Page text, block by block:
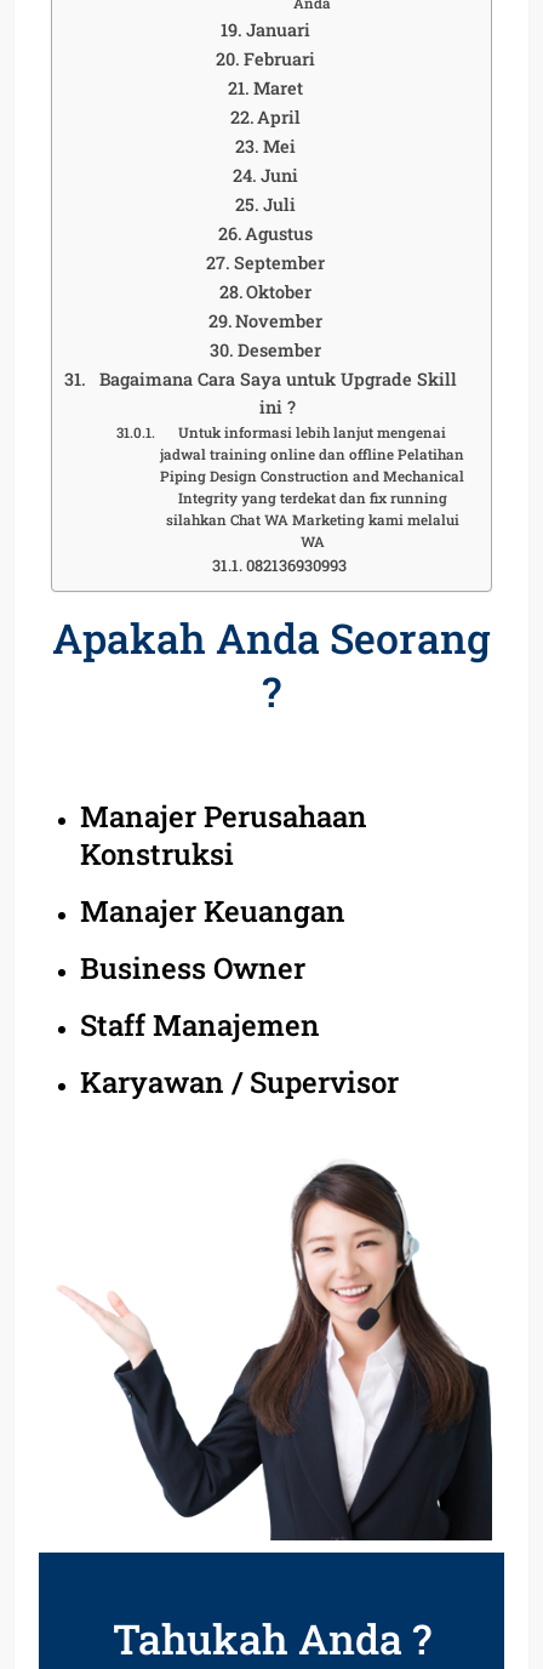
Januari
Februari
Maret
April
Mei
Juni
Juli
Agustus
September
Oktober
November
Desember
Bagaimana Cara Saya untuk Upgrade Skill
ini ?
Untuk informasi lebih lanjut mengenai
jadwal training online dan offline Pelatihan
Piping Design Construction and Mechanical
Integrity yang terdekat dan fix running
silahkan Chat WA Marketing kami melalui
WA
082136930993
Apakah Anda Seorang
?
Manajer Perusahaan
Konstruksi
Manajer Keuangan
Business Owner
Staff Manajemen
Karyawan / Supervisor
Tahukah Anda ?